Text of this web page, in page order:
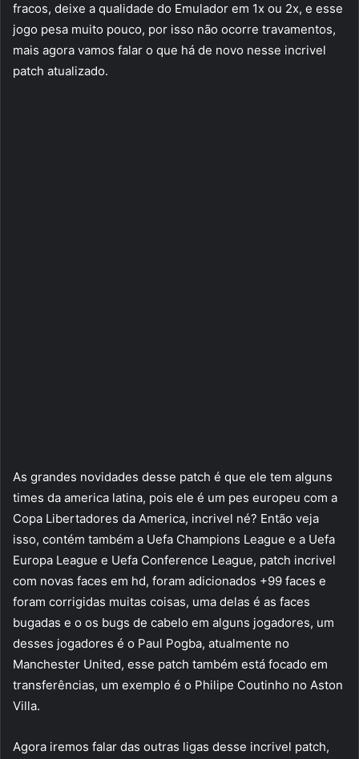
fracos, deixe a qualidade do Emulador em 1x ou 2x, e esse
jogo pesa muito pouco, por isso não ocorre travamentos,
mais agora vamos falar o que há de novo nesse incrivel
patch atualizado.
As grandes novidades desse patch é que ele tem alguns
times da america latina, pois ele é um pes europeu com a
Copa Libertadores da America, incrivel né? Então veja
isso, contém também a Uefa Champions League e a Uefa
Europa League e Uefa Conference League, patch incrivel
com novas faces em hd, foram adicionados +99 faces e
foram corrigidas muitas coisas, uma delas é as faces
bugadas e o os bugs de cabelo em alguns jogadores, um
desses jogadores é o Paul Pogba, atualmente no
Manchester United, esse patch também está focado em
transferências, um exemplo é o Philipe Coutinho no Aston
Villa.
Agora iremos falar das outras ligas desse incrivel patch,